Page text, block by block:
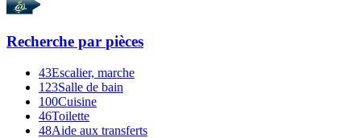
Recherche par pièces
43Escalier, marche
123Salle de bain
100Cuisine
46Toilette
48Aide aux transferts